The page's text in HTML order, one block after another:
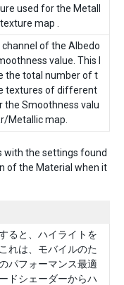
used for the Metall
map .
channel of the Albedo
value. This l
the total number of t
textures of different
the Smoothness valu
Metallic map.
with the settings found
of the Material when it
ると、ハイライトを
れは、モバイルのた
パフォーマンス最適
ドシェーダーからハ